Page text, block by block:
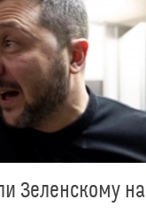
Зеленскому на